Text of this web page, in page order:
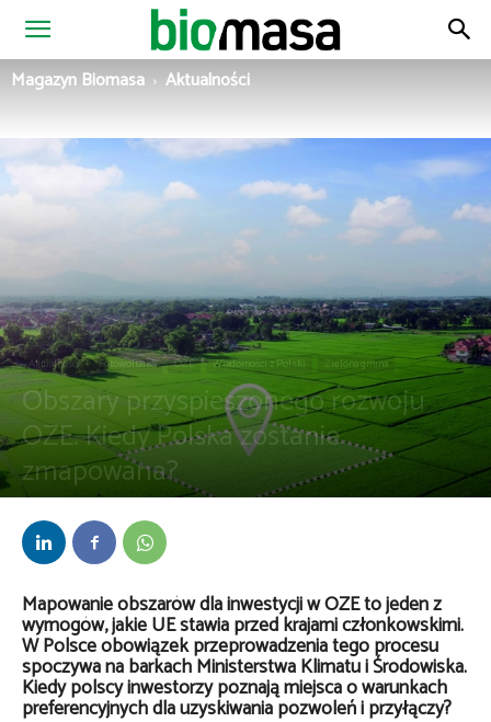
Magazyn
Magazyn Biomasa Aktualności
Aktualności Fotowoltaika OZE Wiadomości z Polski Zielona gmina
Obszary przyspieszonego rozwoju
OZE. Kiedy Polska zostanie
zmapowana?
Mapowanie obszarów dla inwestycji w OZE to jeden z
wymogów, jakie UE stawia przed krajami członkowskimi.
W Polsce obowiązek przeprowadzenia tego procesu
spoczywa na barkach Ministerstwa Klimatu i Środowiska.
Kiedy polscy inwestorzy poznają miejsca o warunkach
preferencyjnych dla uzyskiwania pozwoleń i przyłączy?